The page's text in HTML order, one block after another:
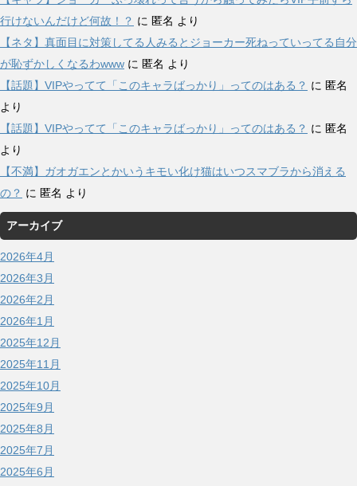
行けないんだけど何故！？ に 匿名 より
【ネタ】真面目に対策してる人みるとジョーカー死ねっていってる自分
が恥ずかしくなるわwww に 匿名 より
【話題】VIPやってて「このキャラばっかり」ってのはある？ に 匿名
より
【話題】VIPやってて「このキャラばっかり」ってのはある？ に 匿名
より
【不満】ガオガエンとかいうキモい化け猫はいつスマブラから消える
の？ に 匿名 より
アーカイブ
2026年4月
2026年3月
2026年2月
2026年1月
2025年12月
2025年11月
2025年10月
2025年9月
2025年8月
2025年7月
2025年6月